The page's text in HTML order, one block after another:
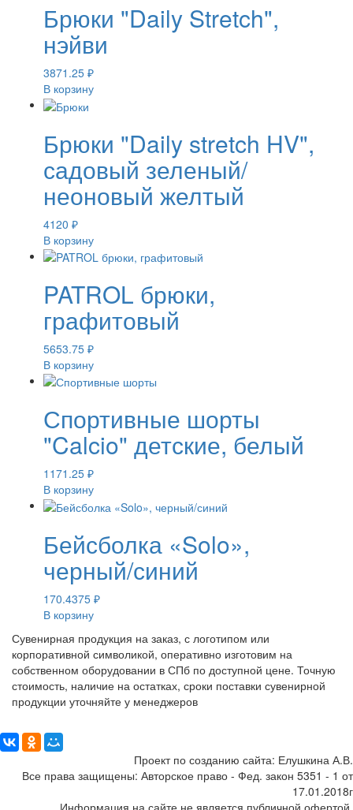
Брюки "Daily Stretch",
нэйви
3871.25 ₽
В корзину
Брюки "Daily stretch HV",
садовый зеленый/
неоновый желтый
4120 ₽
В корзину
PATROL брюки,
графитовый
5653.75 ₽
В корзину
Спортивные шорты
"Calcio" детские, белый
1171.25 ₽
В корзину
Бейсболка «Solo»,
черный/синий
170.4375 ₽
В корзину
Сувенирная продукция на заказ, с логотипом или
корпоративной символикой, оперативно изготовим на
собственном оборудовании в СПб по доступной цене. Точную
стоимость, наличие на остатках, сроки поставки сувенирной
продукции уточняйте у менеджеров
Проект по созданию сайта: Елушкина А.В.
Все права защищены: Авторское право - Фед. закон 5351 - 1 от
17.01.2018г
Информация на сайте не является публичной офертой.